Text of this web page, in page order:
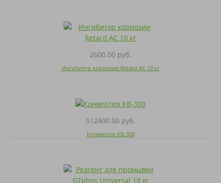
2600.00 руб.
Ингибитор коррозии Retard AC 10 кг
512400.00 руб.
Конвертер КВ-300